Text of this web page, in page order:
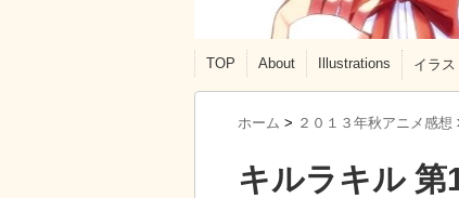
TOP About Illustrations イラス
ホーム > ２０１３年秋アニメ感想
キルラキル 第